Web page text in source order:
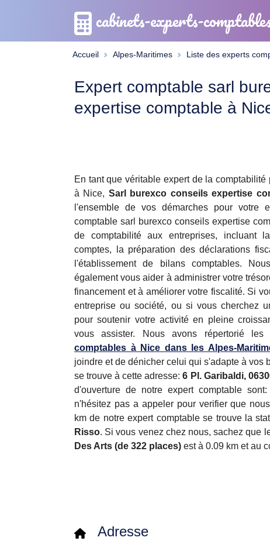
cabinets-experts-
Accueil Alpes-Maritimes Liste des experts
Expert comptable sarl
expertise comptable à
En tant que véritable expert de la
à Nice, Sarl burexco conseils expertise
l'ensemble de vos démarches pour votre
comptable sarl burexco conseils expertise
de comptabilité aux entreprises, incluant
comptes, la préparation des déclarations
l'établissement de bilans comptables.
également vous aider à administrer votre
financement et à améliorer votre fiscalité. Si
entreprise ou société, ou si vous cherchez
pour soutenir votre activité en pleine
vous assister. Nous avons répertorié les
comptables à Nice dans les Alpes-
joindre et de dénicher celui qui s'adapte à vos
se trouve à cette adresse:6 Pl. Garibaldi,
d'ouverture de notre expert comptable sont:
n'hésitez pas a appeler pour verifier que
km de notre expert comptable se trouve la
Risso. Si vous venez chez nous, sachez que
Des Arts (de 322 places) est à 0.09 km et au
Adresse